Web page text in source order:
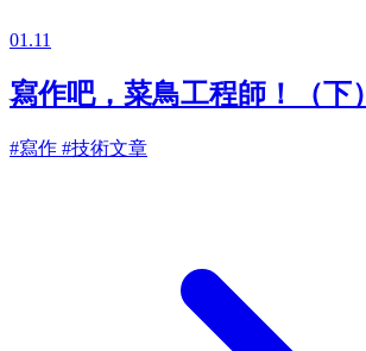
01.11
寫作吧，菜鳥工程師！（下）
#寫作 #技術文章